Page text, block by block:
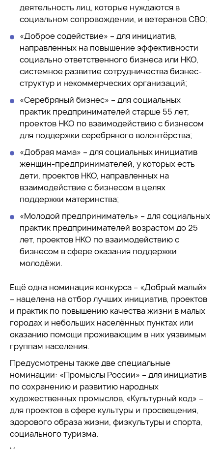
деятельность лиц, которые нуждаются в
социальном сопровождении, и ветеранов СВО;
«Доброе содействие» – для инициатив,
направленных на повышение эффективности
социально ответственного бизнеса или НКО,
системное развитие сотрудничества бизнес-
структур и некоммерческих организаций;
«Серебряный бизнес» – для социальных
практик предпринимателей старше 55 лет,
проектов НКО по взаимодействию с бизнесом
для поддержки серебряного волонтёрства;
«Добрая мама» – для социальных инициатив
женщин-предпринимателей, у которых есть
дети, проектов НКО, направленных на
взаимодействие с бизнесом в целях
поддержки материнства;
«Молодой предприниматель» – для социальных
практик предпринимателей возрастом до 25
лет, проектов НКО по взаимодействию с
бизнесом в сфере оказания поддержки
молодёжи.
Ещё одна номинация конкурса – «Добрый малый»
– нацелена на отбор лучших инициатив, проектов
и практик по повышению качества жизни в малых
городах и небольших населённых пунктах или
оказанию помощи проживающим в них уязвимым
группам населения.
Предусмотрены также две специальные
номинации: «Промыслы России» – для инициатив
по сохранению и развитию народных
художественных промыслов, «Культурный код» –
для проектов в сфере культуры и просвещения,
здорового образа жизни, физкультуры и спорта,
социального туризма.